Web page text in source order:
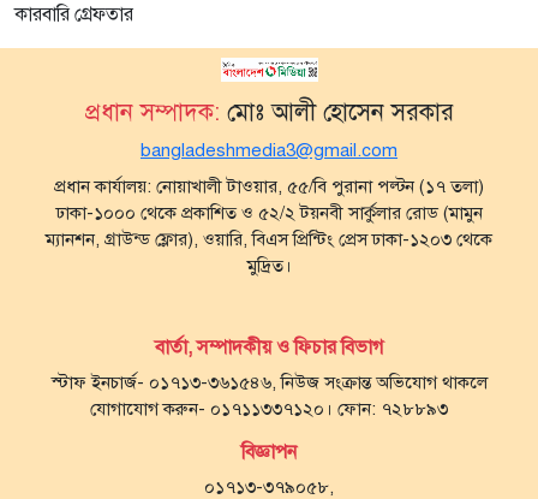
কারবারি গ্রেফতার
প্রধান সম্পাদক: মোঃ আলী হোসেন সরকার
bangladeshmedia3@gmail.com
প্রধান কার্যালয়: নোয়াখালী টাওয়ার, ৫৫/বি পুরানা পল্টন (১৭ তলা)
ঢাকা-১০০০ থেকে প্রকাশিত ও ৫২/২ টয়নবী সার্কুলার রোড (মামুন
ম্যানশন, গ্রাউন্ড ফ্লোর), ওয়ারি, বিএস প্রিন্টিং প্রেস ঢাকা-১২০৩ থেকে
মুদ্রিত।
বার্তা, সম্পাদকীয় ও ফিচার বিভাগ
স্টাফ ইনচার্জ- ০১৭১৩-৩৬১৫৪৬, নিউজ সংক্রান্ত অভিযোগ থাকলে
যোগাযোগ করুন- ০১৭১১৩৩৭১২০। ফোন: ৭২৮৮৯৩
বিজ্ঞাপন
০১৭১৩-৩৭৯০৫৮,